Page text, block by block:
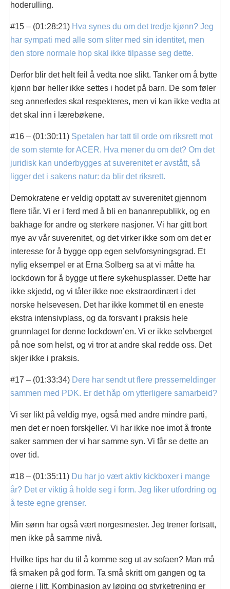
hoderulling.
#15 – (01:28:21) Hva synes du om det tredje kjønn? Jeg
har sympati med alle som sliter med sin identitet, men
den store normale hop skal ikke tilpasse seg dette.
Derfor blir det helt feil å vedta noe slikt. Tanker om å bytte
kjønn bør heller ikke settes i hodet på barn. De som føler
seg annerledes skal respekteres, men vi kan ikke vedta at
det skal inn i lærebøkene.
#16 – (01:30:11) Spetalen har tatt til orde om riksrett mot
de som stemte for ACER. Hva mener du om det? Om det
juridisk kan underbygges at suverenitet er avstått, så
ligger det i sakens natur: da blir det riksrett.
Demokratene er veldig opptatt av suverenitet gjennom
flere tiår. Vi er i ferd med å bli en bananrepublikk, og en
bakhage for andre og sterkere nasjoner. Vi har gitt bort
mye av vår suverenitet, og det virker ikke som om det er
interesse for å bygge opp egen selvforsyningsgrad. Et
nylig eksempel er at Erna Solberg sa at vi måtte ha
lockdown for å bygge ut flere sykehusplasser. Dette har
ikke skjedd, og vi tåler ikke noe ekstraordinært i det
norske helsevesen. Det har ikke kommet til en eneste
ekstra intensivplass, og da forsvant i praksis hele
grunnlaget for denne lockdown’en. Vi er ikke selvberget
på noe som helst, og vi tror at andre skal redde oss. Det
skjer ikke i praksis.
#17 – (01:33:34) Dere har sendt ut flere pressemeldinger
sammen med PDK. Er det håp om ytterligere samarbeid?
Vi ser likt på veldig mye, også med andre mindre parti,
men det er noen forskjeller. Vi har ikke noe imot å fronte
saker sammen der vi har samme syn. Vi får se dette an
over tid.
#18 – (01:35:11) Du har jo vært aktiv kickboxer i mange
år? Det er viktig å holde seg i form. Jeg liker utfordring og
å teste egne grenser.
Min sønn har også vært norgesmester. Jeg trener fortsatt,
men ikke på samme nivå.
Hvilke tips har du til å komme seg ut av sofaen? Man må
få smaken på god form. Ta små skritt om gangen og ta
gjerne i litt. Kombinasjon av løping og styrketrening er